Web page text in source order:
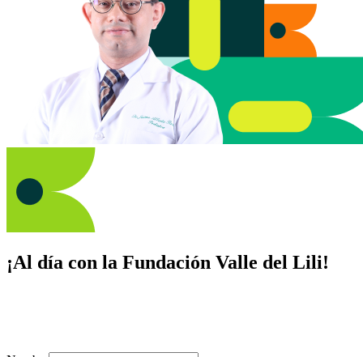
¡Al día con la Fundación Valle del Lili!